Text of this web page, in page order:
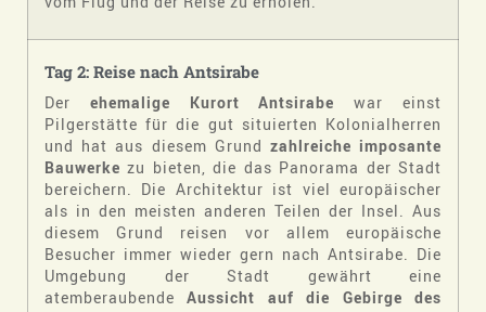
Tag 2: Reise nach Antsirabe
Der ehemalige Kurort Antsirabe war einst
Pilgerstätte für die gut situierten Kolonialherren
und hat aus diesem Grund zahlreiche imposante
Bauwerke zu bieten, die das Panorama der Stadt
bereichern. Die Architektur ist viel europäischer
als in den meisten anderen Teilen der Insel. Aus
diesem Grund reisen vor allem europäische
Besucher immer wieder gern nach Antsirabe. Die
Umgebung der Stadt gewährt eine
atemberaubendeAussicht auf die Gebirge des